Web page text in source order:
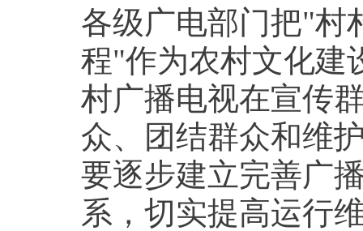
各级广电部门把"村
程"作为农村文化建
村广播电视在宣传
众、团结群众和维
要逐步建立完善广
系，切实提高运行